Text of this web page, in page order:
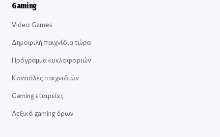
Gaming
Video Games
Δημοφιλή παιχνίδια τώρα
Πρόγραμμα κυκλοφοριών
Κονσόλες παιχνιδιών
Gaming εταιρείες
Λεξικό gaming όρων